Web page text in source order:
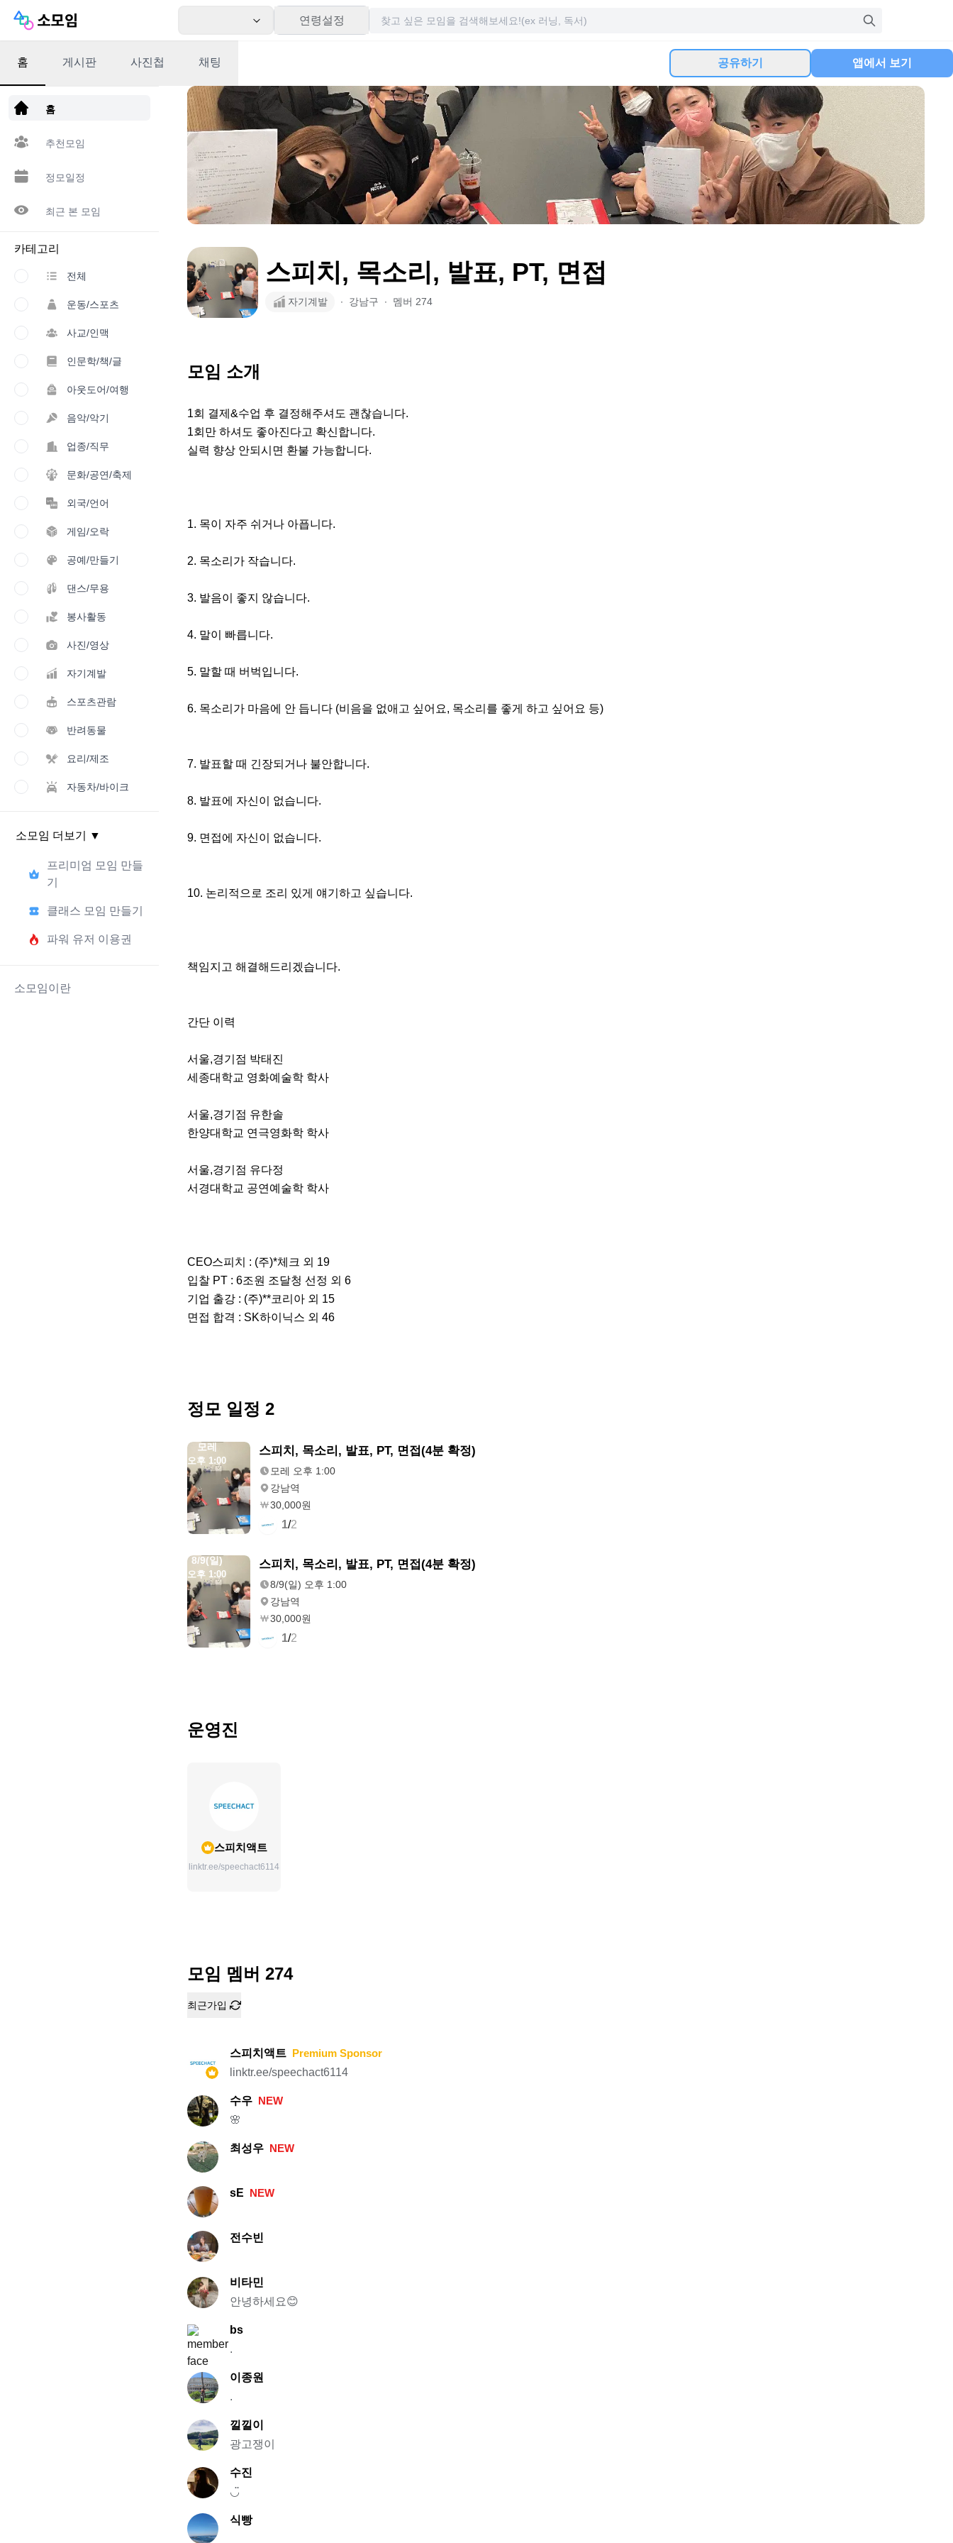
연령설정
앱 다운로드
홈
추천모임
정모일정
최근 본 모임
카테고리
전체
운동/스포츠
사교/인맥
인문학/책/글
아웃도어/여행
음악/악기
업종/직무
문화/공연/축제
외국/언어
게임/오락
공예/만들기
댄스/무용
봉사활동
사진/영상
자기계발
스포츠관람
반려동물
요리/제조
자동차/바이크
소모임 더보기 ▼
프리미엄 모임 만들
기
클래스 모임 만들기
파워 유저 이용권
소모임이란
홈 게시판 사진첩 채팅 공유하기 앱에서 보기
스피치, 목소리, 발표, PT, 면접
자기계발 ∙ 강남구 ∙ 멤버 274
모임 소개
1회 결제&수업 후 결정해주셔도 괜찮습니다.
1회만 하셔도 좋아진다고 확신합니다.
실력 향상 안되시면 환불 가능합니다.
1. 목이 자주 쉬거나 아픕니다.
2. 목소리가 작습니다.
3. 발음이 좋지 않습니다.
4. 말이 빠릅니다.
5. 말할 때 버벅입니다.
6. 목소리가 마음에 안 듭니다 (비음을 없애고 싶어요, 목소리를 좋게 하고 싶어요 등)
7. 발표할 때 긴장되거나 불안합니다.
8. 발표에 자신이 없습니다.
9. 면접에 자신이 없습니다.
10. 논리적으로 조리 있게 얘기하고 싶습니다.
책임지고 해결해드리겠습니다.
간단 이력
서울,경기점 박태진
세종대학교 영화예술학 학사
서울,경기점 유한솔
한양대학교 연극영화학 학사
서울,경기점 유다정
서경대학교 공연예술학 학사
CEO스피치 : (주)*체크 외 19
입찰 PT : 6조원 조달청 선정 외 6
기업 출강 : (주)**코리아 외 15
면접 합격 : SK하이닉스 외 46
정모 일정 2
모레
오후 1:00
스피치, 목소리, 발표, PT, 면접(4분 확정)
모레 오후 1:00
강남역
30,000원
1/2
8/9(일)
오후 1:00
스피치, 목소리, 발표, PT, 면접(4분 확정)
8/9(일) 오후 1:00
강남역
30,000원
1/2
운영진
스피치액트
linktr.ee/speechact6114
모임 멤버 274
최근가입
스피치액트 Premium Sponsor
linktr.ee/speechact6114
수우 NEW
🌸
최성우 NEW
sE NEW
전수빈
비타민
안녕하세요😊
bs
.
이종원
.
낄낄이
광고쟁이
수진
◡̈
식빵